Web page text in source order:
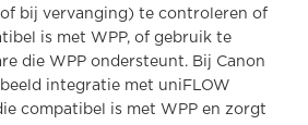
bij vervanging) te controleren of
is met WPP, of gebruik te
die WPP ondersteunt. Bij Canon
integratie met uniFLOW
compatibel is met WPP en zorgt